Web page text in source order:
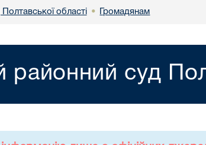
області • Громадянам
районний суд